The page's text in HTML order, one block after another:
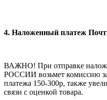
4. Наложенный платеж
ВАЖНО! При отправке
РОССИИ возьмет комиссию
платежа 150-300р, также
связи с оценкой товара.